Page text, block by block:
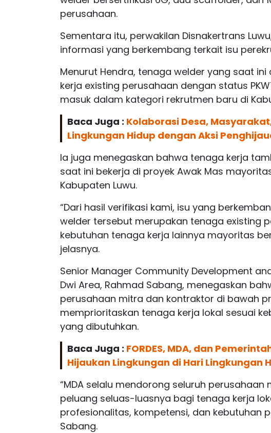
perusahaan.
Sementara itu, perwakilan Disnakertrans
informasi yang berkembang terkait isu
Menurut Hendra, tenaga welder yang saat
kerja existing perusahaan dengan status
masuk dalam kategori rekrutmen baru di
Baca Juga : Kolaborasi Desa,
Lingkungan Hidup dengan Aksi
Ia juga menegaskan bahwa tenaga kerja
saat ini bekerja di proyek Awak Mas
Kabupaten Luwu.
“Dari hasil verifikasi kami, isu yang
welder tersebut merupakan tenaga existing
kebutuhan tenaga kerja lainnya mayoritas
jelasnya.
Senior Manager Community Development
Dwi Area, Rahmad Sabang, menegaskan
perusahaan mitra dan kontraktor di bawah
memprioritaskan tenaga kerja lokal sesuai
yang dibutuhkan.
Baca Juga : FORDES, MDA, dan
Hijaukan Lingkungan di Hari Lingkungan
“MDA selalu mendorong seluruh
peluang seluas-luasnya bagi tenaga kerja
profesionalitas, kompetensi, dan kebutuhan
Sabang.